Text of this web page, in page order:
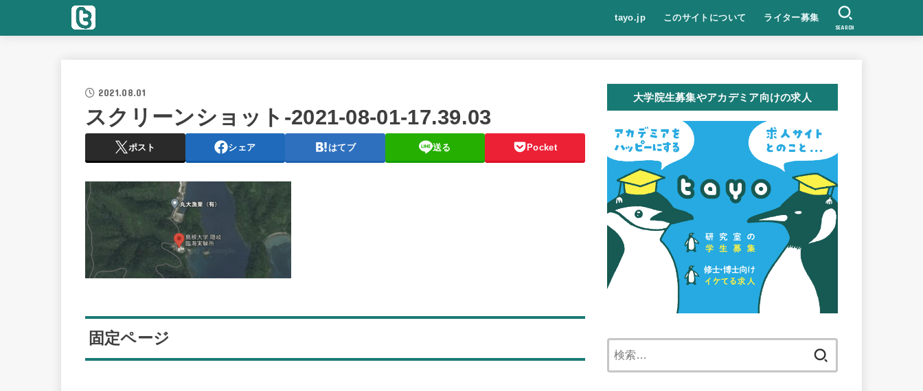
tayo.jp このサイトについて ライター募集
SEARCH
2021.08.01
スクリーンショット-2021-08-01-17.39.03
ポスト シェア はてブ 送る Pocket
固定ページ
大学院生募集やアカデミア向けの求人